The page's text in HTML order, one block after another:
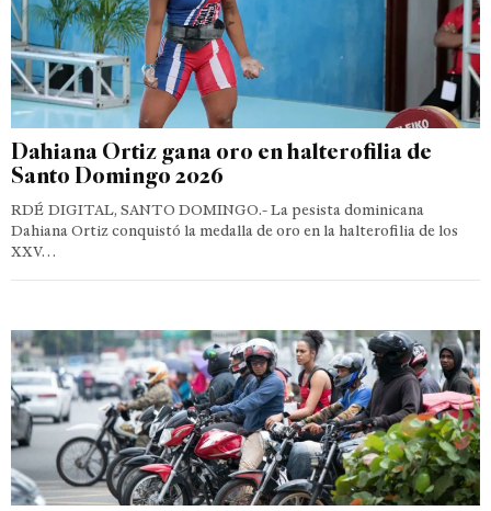
Dahiana Ortiz gana oro en halterofilia de
Santo Domingo 2026
RDÉ DIGITAL, SANTO DOMINGO.- La pesista dominicana
Dahiana Ortiz conquistó la medalla de oro en la halterofilia de los
XXV…